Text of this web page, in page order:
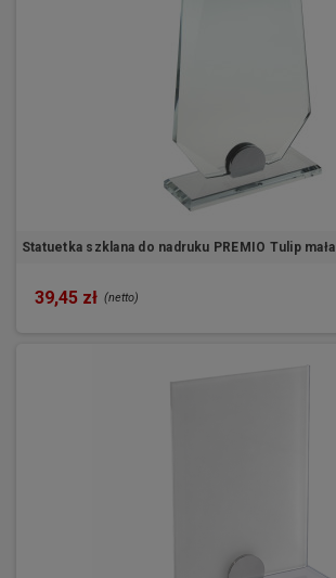
Statuetka szklana do nadruku PREMIO Tulip mała
39,45 zł (netto)